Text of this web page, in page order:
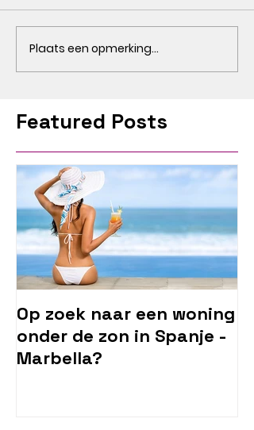
Plaats een opmerking...
Featured Posts
Op zoek naar een woning
onder de zon in Spanje -
Marbella?